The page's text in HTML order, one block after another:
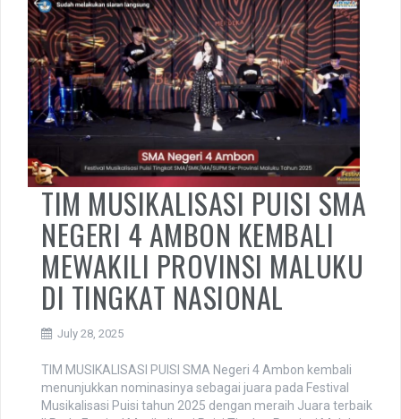
TIM MUSIKALISASI PUISI SMA
NEGERI 4 AMBON KEMBALI
MEWAKILI PROVINSI MALUKU
DI TINGKAT NASIONAL
July 28, 2025
TIM MUSIKALISASI PUISI SMA Negeri 4 Ambon kembali
menunjukkan nominasinya sebagai juara pada Festival
Musikalisasi Puisi tahun 2025 dengan meraih Juara terbaik